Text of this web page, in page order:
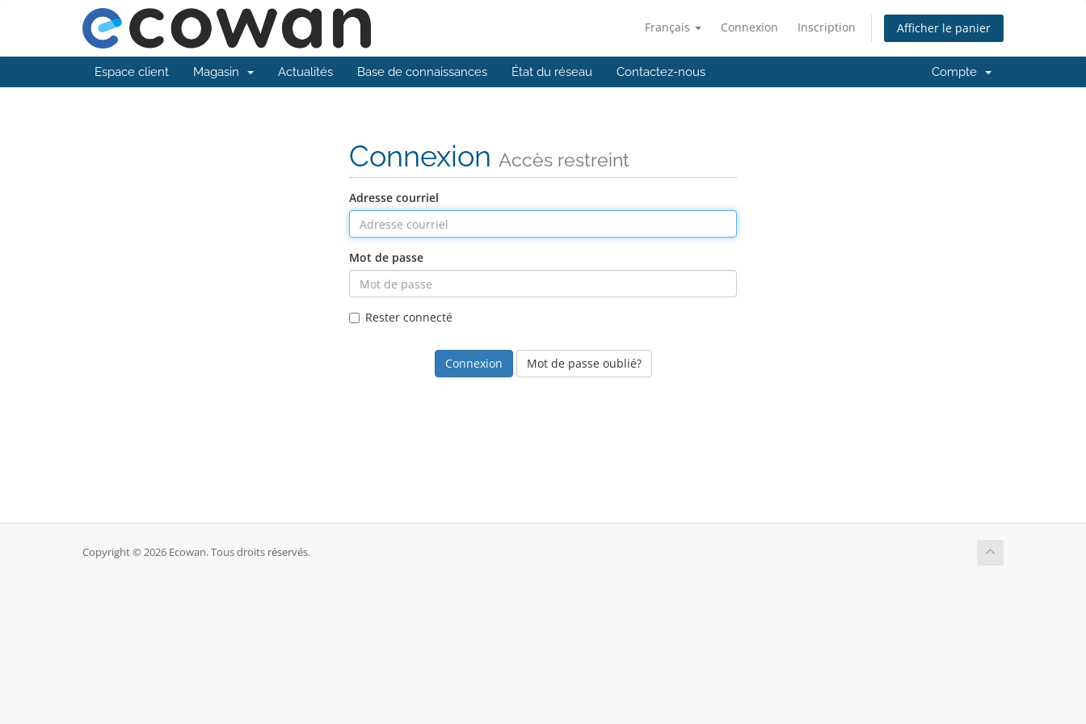
Français Connexion Inscription Afficher le panier
Espace client Magasin Actualités Base de connaissances État du réseau Contactez-nous Compte
Connexion Accès restreint
Adresse courriel
Mot de passe
Rester connecté
Mot de passe oublié?
Copyright © 2026 Ecowan. Tous droits réservés.